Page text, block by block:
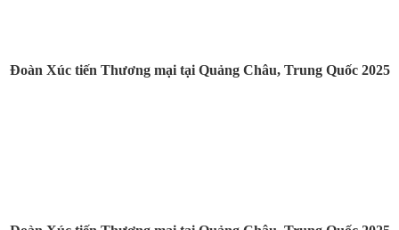
Đoàn Xúc tiến Thương mại tại Quảng Châu, Trung Quốc 2025